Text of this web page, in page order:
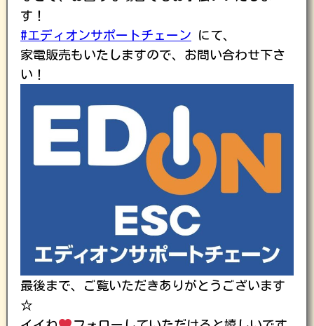
す！
#エディオンサポートチェーン にて、
家電販売もいたしますので、お問い合わせ下さ
い！
最後まで、ご覧いただきありがとうございます
☆